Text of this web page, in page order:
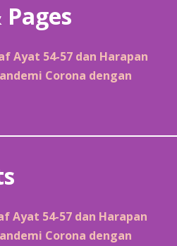
Ayat 54-57 dan Harapan
Corona dengan
Ayat 54-57 dan Harapan
Corona dengan